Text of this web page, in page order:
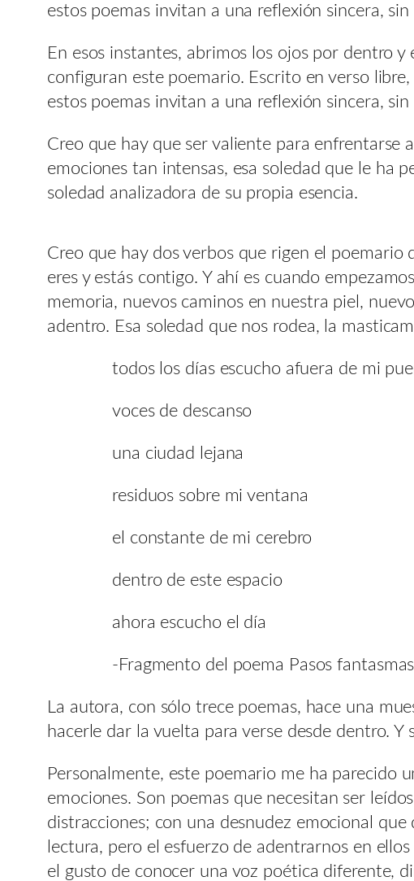
estos poemas invitan a una reflexión sincera,
En esos instantes, abrimos los ojos por dentro
configuran este poemario. Escrito en verso
estos poemas invitan a una reflexión sincera,
Creo que hay que ser valiente para enfrentarse
emociones tan intensas, esa soledad que le ha
soledad analizadora de su propia esencia.
Creo que hay dos verbos que rigen el
eres y estás contigo. Y ahí es cuando
memoria, nuevos caminos en nuestra piel,
adentro. Esa soledad que nos rodea, la
todos los días escucho afuera de mi
voces de descanso
una ciudad lejana
residuos sobre mi ventana
el constante de mi cerebro
dentro de este espacio
ahora escucho el día
-Fragmento del poema Pasos
La autora, con sólo trece poemas, hace una
hacerle dar la vuelta para verse desde dentro.
Personalmente, este poemario me ha parecido
emociones. Son poemas que necesitan ser
distracciones; con una desnudez emocional
lectura, pero el esfuerzo de adentrarnos en
el gusto de conocer una voz poética diferente,